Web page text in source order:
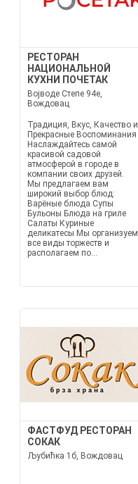
РЕСТОРАН
НАЦИОНАЛЬНОЙ
КУХНИ ПОЧЕТАК
Војводе Степе 94е,
Вождовац
Традиция, Вкус, Качество и
Прекрасные Воспоминания
Наслаждайтесь самой
красивой садовой
атмосферой в городе в
компании своих друзей.
Мы предлагаем вам
широкий выбор блюд:
Варёные блюда Супы
Бульоны Блюда на гриле
Салаты Куриные
деликатесы Мы организуем
все виды торжеств и
располагаем по...
ФАСТФУД РЕСТОРАН
СОКАК
Љубићка 1б, Вождовац